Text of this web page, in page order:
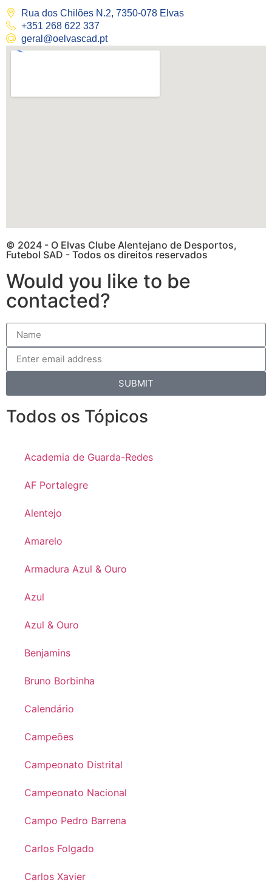
Rua dos Chilões N.2, 7350-078 Elvas
+351 268 622 337
geral@oelvascad.pt
© 2024 - O Elvas Clube Alentejano de Desportos,
Futebol SAD - Todos os direitos reservados
Would you like to be
contacted?
SUBMIT
Todos os Tópicos
Academia de Guarda-Redes
AF Portalegre
Alentejo
Amarelo
Armadura Azul & Ouro
Azul
Azul & Ouro
Benjamins
Bruno Borbinha
Calendário
Campeões
Campeonato Distrital
Campeonato Nacional
Campo Pedro Barrena
Carlos Folgado
Carlos Xavier